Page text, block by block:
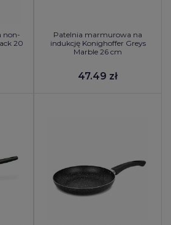
non-
20
Patelnia marmurowa na
indukcję Konighoffer Greys
Marble 26 cm
47.49 zł